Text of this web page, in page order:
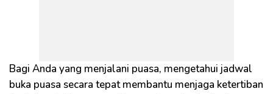
Bagi Anda yang menjalani puasa, mengetahui jadwal
buka puasa secara tepat membantu menjaga ketertiban